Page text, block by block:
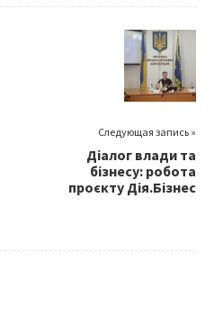
Следующая запись »
Діалог влади та
бізнесу: робота
проєкту Дія.Бізнес